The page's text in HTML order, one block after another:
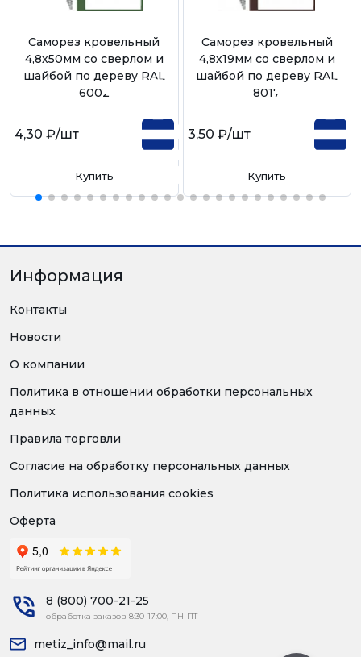
Саморез кровельный
4,8х50мм со сверлом и
шайбой по дереву RAL
6002
4,30 ₽/шт
Купить
Саморез кровельный
4,8х19мм со сверлом и
шайбой по дереву RAL
8017
3,50 ₽/шт
Купить
Информация
Контакты
Новости
О компании
Политика в отношении обработки персональных
данных
Правила торговли
Согласие на обработку персональных данных
Политика использования cookies
Оферта
8 (800) 700-21-25
обработка заказов 8:30-17:00, ПН-ПТ
metiz_info@mail.ru